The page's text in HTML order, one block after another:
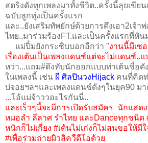
สตริงดังทุกเพลงมาทั้งชีวิต..ครั้งนี้ลุยเขีย
ฉบับลูกทุ่งเป็นครั้งแรก
และ..ยังเสริมทัพยักษ์ด้วยการดึงเอา2เจ้า
ไทย..มาร่วมร้องFT.และเป็นครั้งแรกที่หัน
แม่ปิ๋มยังกระซิบบอกอีกว่า "งานนี้มีเซ
เรื่องเต้นเป็นเพลงแดนซ์แต่จะไม่แดนซ์..แ
หว่า...แถม#ดึงทับนักออกแบบท่าเต้นชื่อดั
ในเพลงนี้ เช่น ผี ศิลปินวงHijack คนที่คิดท่
บ่จอยฯลฯและเพลงแดนซ์ดังๆในยุค90 มา
...โอ้แม่จ้าววอะไรกันนี่..
และเร็วๆนี้จะมีการเปิดรับสมัคร นักแสด
หมอลำ ลีลาศ รำไทย และDanceทุกชนิด
หนักก็ไม่เกี่ยง #เต้นไม่เก่งก็ไม่สนขอให้มี
#เพื่อร่วมถ่ายมิวสิควีดีโอด้วย